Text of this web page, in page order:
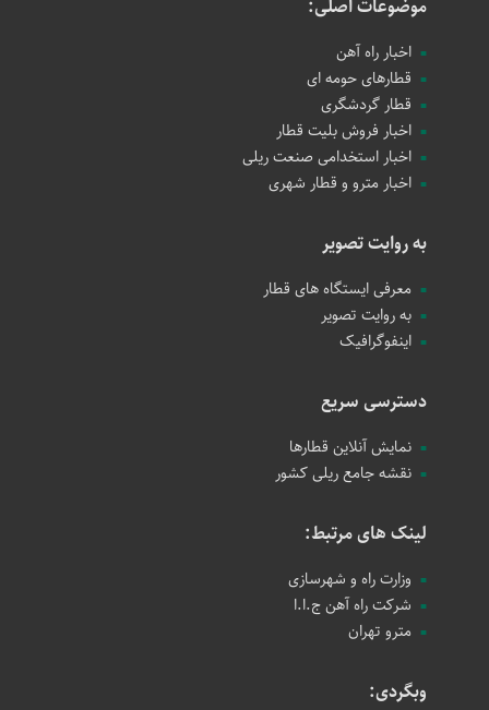
موضوعات اصلی:
اخبار راه آهن
قطارهای حومه ای
قطار گردشگری
اخبار فروش بلیت قطار
اخبار استخدامی صنعت ریلی
اخبار مترو و قطار شهری
به روایت تصویر
معرفی ایستگاه های قطار
به روایت تصویر
اینفوگرافیک
دسترسی سریع
نمایش آنلاین قطارها
نقشه جامع ریلی کشور
لینک های مرتبط:
وزارت راه و شهرسازی
شرکت راه آهن ج.ا.ا
مترو تهران
وبگردی: